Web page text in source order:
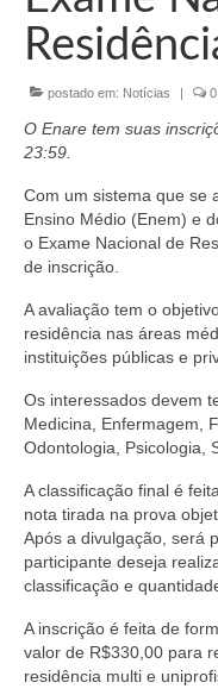
Câmaras
Governança
Eleições
Eleições
Eleições
Agenda do
Editais e
Eleições
Fiscalização
postado em: Notícias | 0
O Enare tem suas
23:59.
Com um sistema que se
Ensino Médio (Enem) e
o Exame Nacional de
de inscrição.
A avaliação tem o
residência nas áreas
instituições públicas e
Os interessados devem
Medicina, Enfermagem,
Odontologia, Psicologia,
A classificação final é
nota tirada na prova
Após a divulgação, será
participante deseja
classificação e
A inscrição é feita de
valor de R$330,00 para
residência multi e